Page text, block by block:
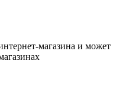
магазина и может